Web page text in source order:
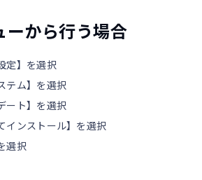
ーから行う場合
定】を選択
テム】を選択
ート】を選択
インストール】を選択
選択